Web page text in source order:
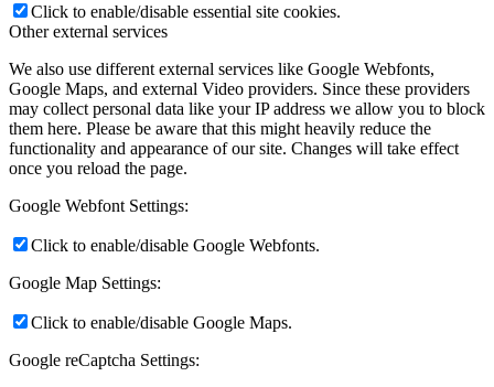
Click to enable/disable essential site cookies.
Other external services
We also use different external services like Google Webfonts,
Google Maps, and external Video providers. Since these providers
may collect personal data like your IP address we allow you to block
them here. Please be aware that this might heavily reduce the
functionality and appearance of our site. Changes will take effect
once you reload the page.
Google Webfont Settings:
Click to enable/disable Google Webfonts.
Google Map Settings:
Click to enable/disable Google Maps.
Google reCaptcha Settings: